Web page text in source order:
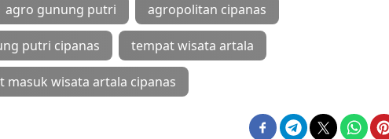
agro gunung putri agropolitan cipanas
putri cipanas tempat wisata artala
masuk wisata artala cipanas